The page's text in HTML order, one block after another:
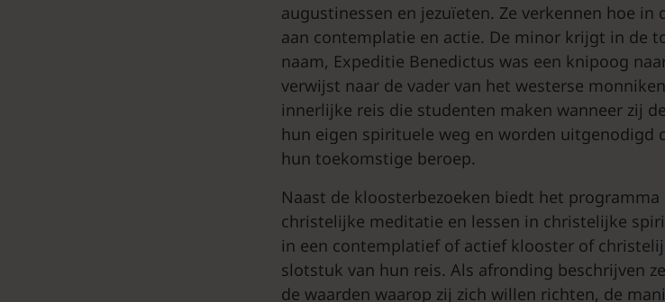
augustinessen en jezuïeten. Ze verkennen hoe
aan contemplatie en actie. De minor krijgt in de
naam, Expeditie Benedictus was een knipoog
verwijst naar de vader van het westerse
innerlijke reis die studenten maken wanneer zij
hun eigen spirituele weg en worden
hun toekomstige beroep.
Naast de kloosterbezoeken biedt het
christelijke meditatie en lessen in christelijke
in een contemplatief of actief klooster of
slotstuk van hun reis. Als afronding beschrijven
de waarden waarop zij zich willen richten, de